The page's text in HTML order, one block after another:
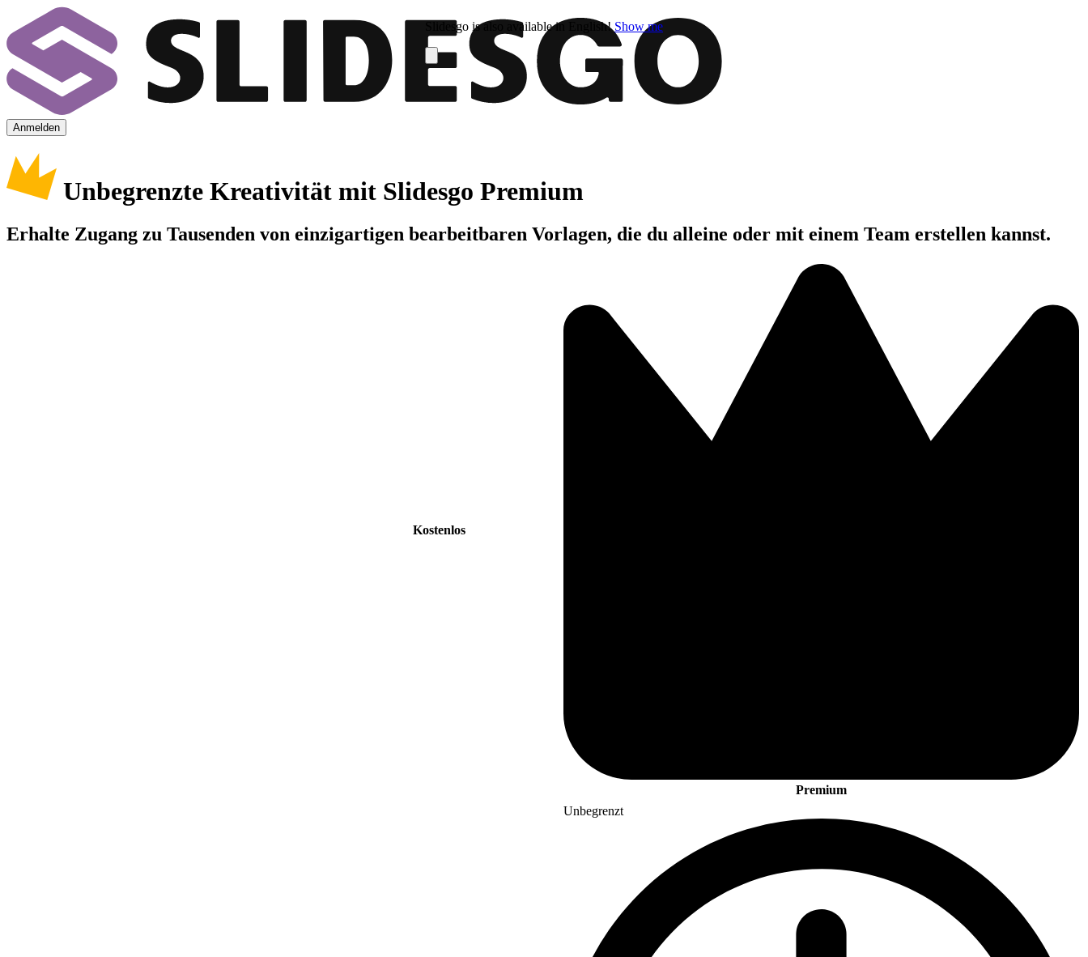
Slidesgo is also available in English! Show me
Anmelden
Unbegrenzte Kreativität mit Slidesgo Premium
Erhalte Zugang zu Tausenden von einzigartigen bearbeitbaren Vorlagen, die du alleine oder mit einem Team erstellen kannst.
Kostenlos
Premium
Unbegrenzt